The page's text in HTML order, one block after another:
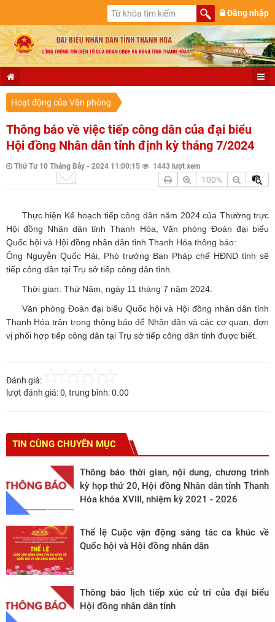
Đăng nhập
Hoạt động của Văn phòng
Thông báo về việc tiếp công dân của đại biểu
Hội đồng Nhân dân tỉnh định kỳ tháng 7/2024
Thứ Tư 10 Tháng Bảy - 2024 11:00:15 1443 lượt xem
100%
Thực hiện Kế hoạch tiếp công dân năm 2024 của Thường trực
Hội đồng Nhân dân tỉnh Thanh Hóa, Văn phòng Đoàn đại biểu
Quốc hội và Hội đồng nhân dân tỉnh Thanh Hóa thông báo:
Ông Nguyễn Quốc Hải, Phó trưởng Ban Pháp chế HĐND tỉnh sẽ
tiếp công dân tại Trụ sở tiếp công dân tỉnh.
Thời gian: Thứ Năm, ngày 11 tháng 7 năm 2024.
Văn phòng Đoàn đại biểu Quốc hội và Hội đồng nhân dân tỉnh
Thanh Hóa trân trọng thông báo để Nhân dân và các cơ quan, đơn
vị phối hợp tiếp công dân tại Trụ sở tiếp công dân tỉnh được biết.
Đánh giá:
lượt đánh giá:0, trung bình:0.00
TIN CÙNG CHUYÊN MỤC
Thông báo thời gian, nội dung, chương trình
kỳ họp thứ 20, Hội đồng Nhân dân tỉnh Thanh
Hóa khóa XVIII, nhiệm kỳ 2021 - 2026
Thể lệ Cuộc vận động sáng tác ca khúc về
Quốc hội và Hội đồng nhân dân
Thông báo lịch tiếp xúc cử tri của đại biểu
Hội đồng nhân dân tỉnh